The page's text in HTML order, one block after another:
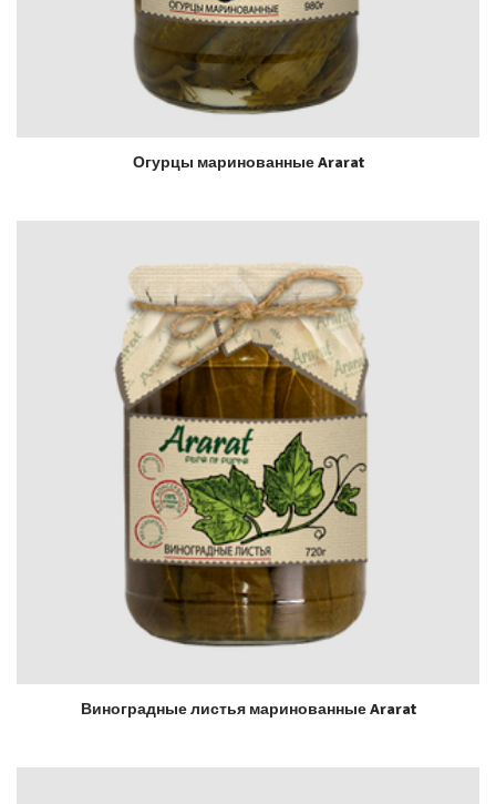
Огурцы маринованные Ararat
Виноградные листья маринованные Ararat